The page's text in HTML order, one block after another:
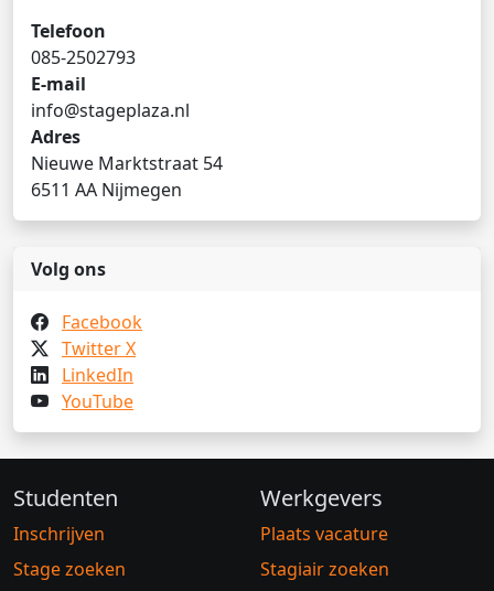
Telefoon
085-2502793
E-mail
info@stageplaza.nl
Adres
Nieuwe Marktstraat 54
6511 AA Nijmegen
Volg ons
Facebook
Twitter X
LinkedIn
YouTube
Studenten
Inschrijven
Stage zoeken
Werkgevers
Plaats vacature
Stagiair zoeken